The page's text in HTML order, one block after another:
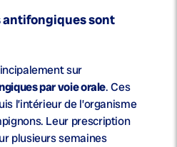
antifongiques sont
sur
par voie orale. Ces
l’intérieur de l’organisme
Leur prescription
plusieurs semaines